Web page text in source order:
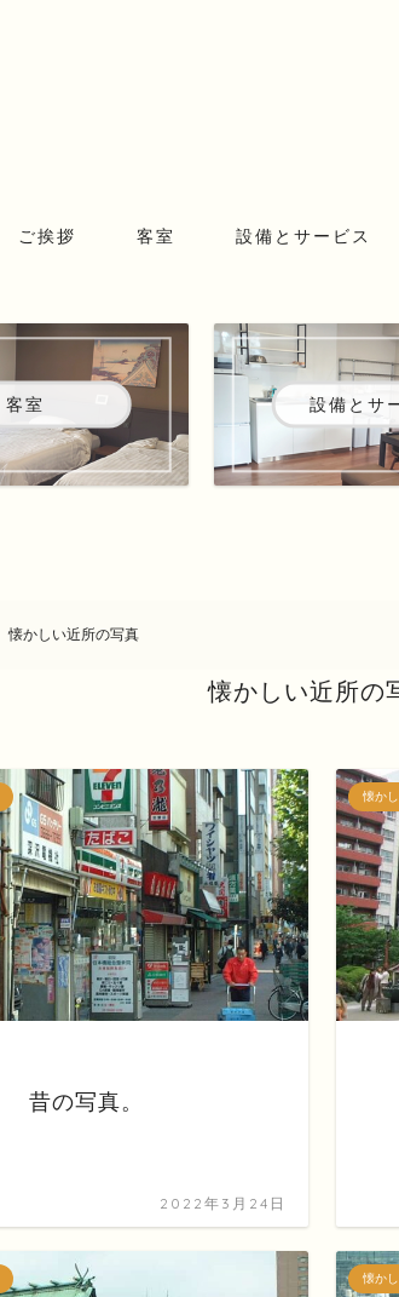
ご挨拶 客室 設備とサービス
客室 設備とサ
懐かしい近所の写真
懐かしい近所の
昔の写真。
2022年3月24日
懐か
懐か